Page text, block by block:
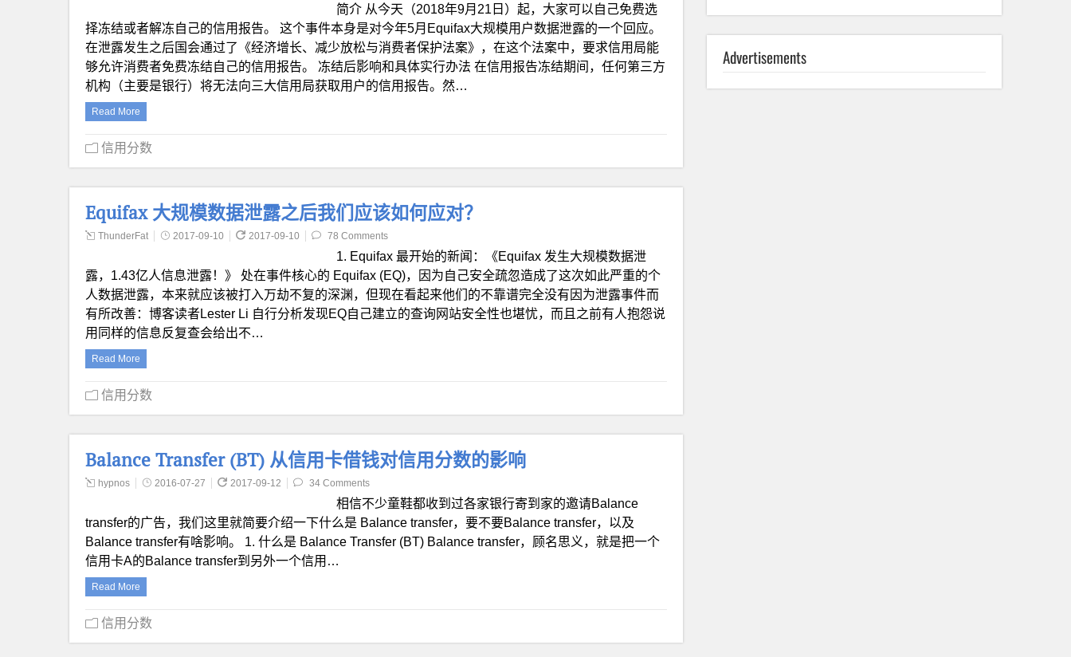
简介 从今天（2018年9月21日）起，大家可以自己免费选
择冻结或者解冻自己的信用报告。 这个事件本身是对今年5月Equifax大规模用户数据泄露的一个回应。
在泄露发生之后国会通过了《经济增长、减少放松与消费者保护法案》，在这个法案中，要求信用局能
够允许消费者免费冻结自己的信用报告。 冻结后影响和具体实行办法 在信用报告冻结期间，任何第三方
机构（主要是银行）将无法向三大信用局获取用户的信用报告。然…
Read More
信用分数
Equifax 大规模数据泄露之后我们应该如何应对？
ThunderFat 2017-09-10 2017-09-10 78 Comments
1. Equifax 最开始的新闻：《Equifax 发生大规模数据泄
露，1.43亿人信息泄露！》 处在事件核心的 Equifax (EQ)，因为自己安全疏忽造成了这次如此严重的个
人数据泄露，本来就应该被打入万劫不复的深渊，但现在看起来他们的不靠谱完全没有因为泄露事件而
有所改善：博客读者Lester Li 自行分析发现EQ自己建立的查询网站安全性也堪忧，而且之前有人抱怨说
用同样的信息反复查会给出不…
Read More
信用分数
Balance Transfer (BT) 从信用卡借钱对信用分数的影响
hypnos 2016-07-27 2017-09-12 34 Comments
相信不少童鞋都收到过各家银行寄到家的邀请Balance
transfer的广告，我们这里就简要介绍一下什么是 Balance transfer，要不要Balance transfer，以及
Balance transfer有啥影响。 1. 什么是 Balance Transfer (BT) Balance transfer，顾名思义，就是把一个
信用卡A的Balance transfer到另外一个信用…
Read More
信用分数
Advertisements